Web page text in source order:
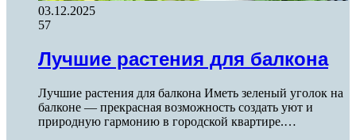
03.12.2025
57
Лучшие растения для балкона
Лучшие растения для балкона Иметь зеленый уголок на
балконе — прекрасная возможность создать уют и
природную гармонию в городской квартире.…